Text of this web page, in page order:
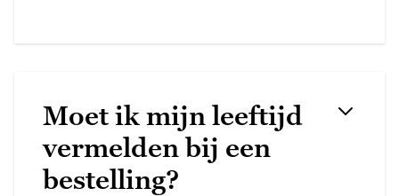
Moet ik mijn leeftijd
vermelden bij een
bestelling?